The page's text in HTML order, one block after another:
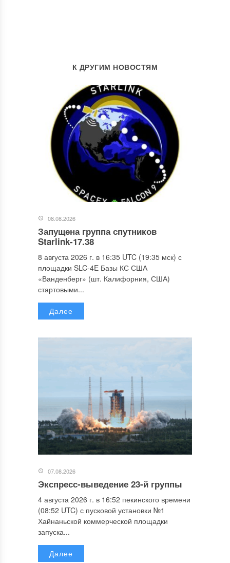
К ДРУГИМ НОВОСТЯМ
08.08.2026
Запущена группа спутников
Starlink-17.38
8 августа 2026 г. в 16:35 UTC (19:35 мск) с
площадки SLC-4E Базы КС США
«Ванденберг» (шт. Калифорния, США)
стартовыми...
Далее
07.08.2026
Экспресс-выведение 23-й группы
4 августа 2026 г. в 16:52 пекинского времени
(08:52 UTC) с пусковой установки №1
Хайнаньской коммерческой площадки
запуска...
Далее